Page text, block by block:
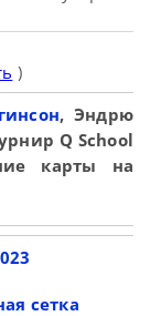
)
, Эндрю
Q School
карты на
сетка